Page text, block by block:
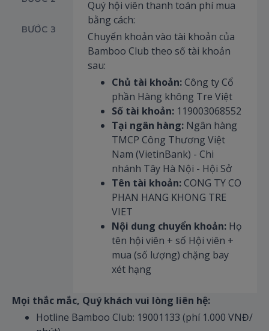
BƯỚC 3
Quý hội viên thanh toán phí mua
bằng cách:
Chuyển khoản vào tài khoản của
Bamboo Club theo số tài khoản
sau:
Chủ tài khoản: Công ty Cổ
phần Hàng không Tre Việt
Số tài khoản: 119003068552
Tại ngân hàng: Ngân hàng
TMCP Công Thương Việt
Nam (VietinBank) - Chi
nhánh Tây Hà Nội - Hội Sở
Tên tài khoản: CONG TY CO
PHAN HANG KHONG TRE
VIET
Nội dung chuyển khoản: Họ
tên hội viên + số Hội viên +
mua (số lượng) chặng bay
xét hạng
Mọi thắc mắc, Quý khách vui lòng liên hệ:
Hotline Bamboo Club: 19001133 (phí 1.000 VNĐ/